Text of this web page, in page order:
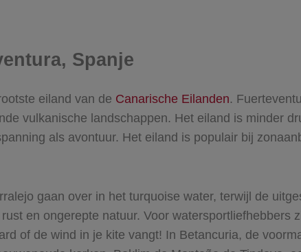
Spanje
eiland van de Canarische Eilanden.
vulkanische landschappen. Het eiland is minder
als avontuur. Het eiland is populair bij
gaan over in het turquoise water, terwijl de
en ongerepte natuur. Voor watersportliefhebbers
of de wind in je kite vangt! In Betancuria, de